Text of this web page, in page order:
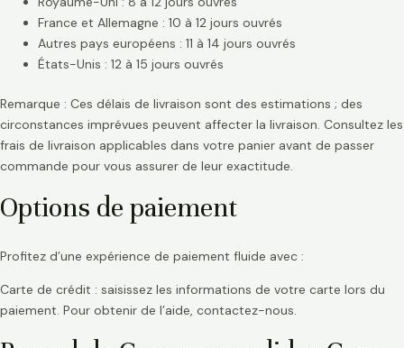
France et Allemagne : 10 à 12 jours ouvrés
Autres pays européens : 11 à 14 jours ouvrés
États-Unis : 12 à 15 jours ouvrés
Remarque : Ces délais de livraison sont des estimations ; des
circonstances imprévues peuvent affecter la livraison. Consultez les
frais de livraison applicables dans votre panier avant de passer
commande pour vous assurer de leur exactitude.
Options de paiement
Profitez d’une expérience de paiement fluide avec :
Carte de crédit : saisissez les informations de votre carte lors du
paiement. Pour obtenir de l’aide, contactez-nous.